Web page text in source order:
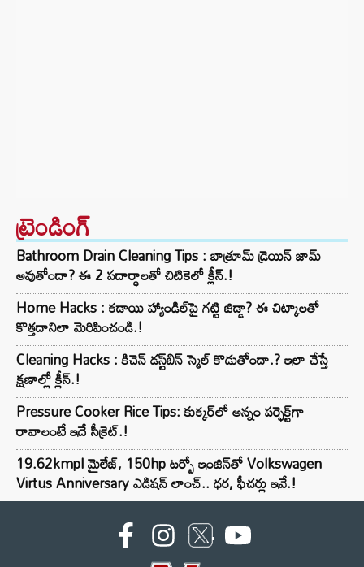
ట్రెండింగ్‌
Bathroom Drain Cleaning Tips : బాత్రూమ్ డ్రెయిన్ జామ్
అవుతోందా? ఈ 2 పదార్థాలతో చిటికెలో క్లీన్.!
Home Hacks : కడాయి హ్యాండిల్‌పై గట్టి జిడ్డా? ఈ చిట్కాలతో
కొత్తదానిలా మెరిపించండి.!
Cleaning Hacks : కిచెన్ డస్ట్‌బిన్ స్మెల్ కొడుతోందా.? ఇలా చేస్తే
క్షణాల్లో క్లీన్.!
Pressure Cooker Rice Tips: కుక్కర్‌లో అన్నం పర్ఫెక్ట్‌గా
రావాలంటే ఇదే సీక్రెట్.!
19.62kmpl మైలేజ్, 150hp టర్బో ఇంజిన్‌తో Volkswagen
Virtus Anniversary ఎడిషన్ లాంచ్.. ధర, ఫీచర్లు ఇవే.!